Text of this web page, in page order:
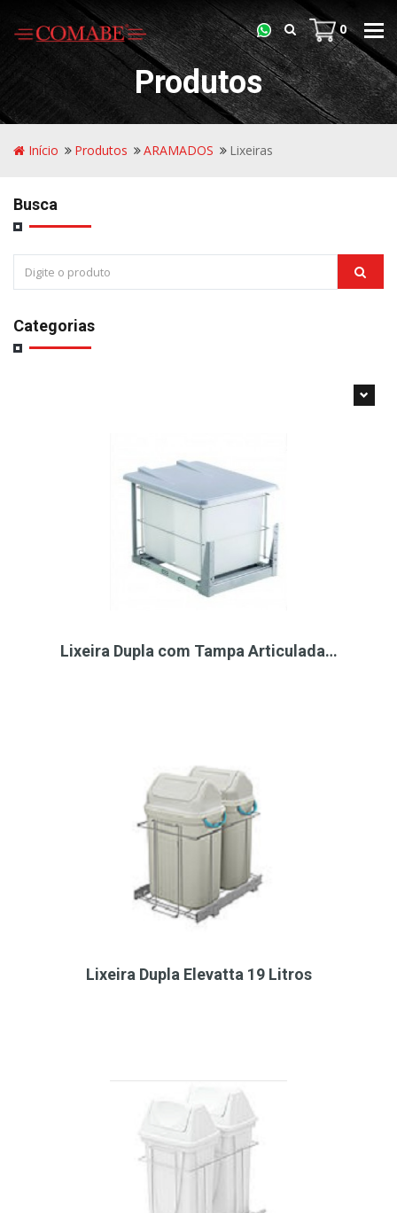
0
Produtos
Início Produtos ARAMADOS Lixeiras
Busca
Categorias
Lixeira Dupla com Tampa Articulada…
Lixeira Dupla Elevatta 19 Litros